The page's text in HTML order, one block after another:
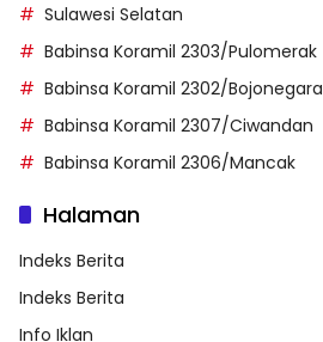
Sulawesi Selatan
Babinsa Koramil 2303/Pulomerak
Babinsa Koramil 2302/Bojonegara
Babinsa Koramil 2307/Ciwandan
Babinsa Koramil 2306/Mancak
Halaman
Indeks Berita
Indeks Berita
Info Iklan